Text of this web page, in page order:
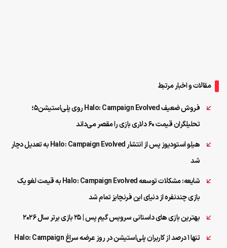
مقالات و اخبار مرتبط
فروش ضعیف Halo: Campaign Evolved روی پلی‌استیشن۵؛
تحلیلگران قیمت ۶۰ دلاری بازی را مقصر می‌داند
هیلو استودیوز پس از انتشار Halo: Campaign Evolved به تعدیل دچار
شد
شایعه: مشکلات توسعه Halo: Campaign Evolved به قیمت لغو یک
بازی چندنفره از دنیای این فرنچایز تمام شد
بهترین بازی‌ های داستانی سرویس گیم پس | ۲۵ بازی برتر سال ۲۰۲۶
تنها ۱ درصد از کاربران پلی‌استیشن در روز عرضه سراغ Halo: Campaign